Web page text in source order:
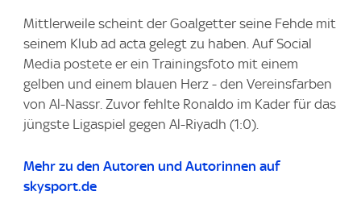
Mittlerweile scheint der Goalgetter seine Fehde mit
seinem Klub ad acta gelegt zu haben. Auf Social
Media postete er ein Trainingsfoto mit einem
gelben und einem blauen Herz - den Vereinsfarben
von Al-Nassr. Zuvor fehlte Ronaldo im Kader für das
jüngste Ligaspiel gegen Al-Riyadh (1:0).
Mehr zu den Autoren und Autorinnen auf
skysport.de